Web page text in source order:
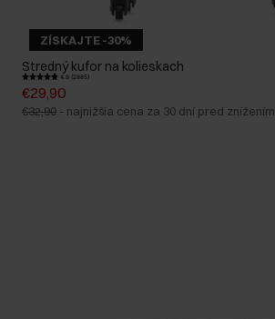
ZÍSKAJTE -30%
Stredný kufor na kolieskach
4.9 (2885)
€29,90
€32,90 - najnižšia cena za 30 dní pred znížením